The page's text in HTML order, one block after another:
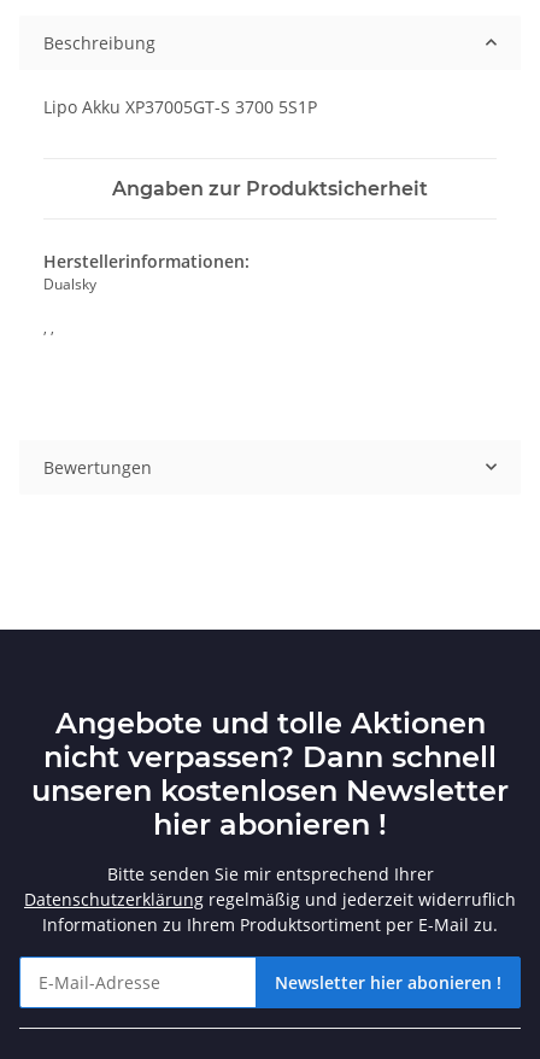
Beschreibung
Lipo Akku XP37005GT-S 3700 5S1P
Angaben zur Produktsicherheit
Herstellerinformationen:
Dualsky
, ,
Bewertungen
Angebote und tolle Aktionen
nicht verpassen? Dann schnell
unseren kostenlosen Newsletter
hier abonieren !
Bitte senden Sie mir entsprechend Ihrer
Datenschutzerklärung regelmäßig und jederzeit widerruflich
Informationen zu Ihrem Produktsortiment per E-Mail zu.
Newsletter hier abonieren !